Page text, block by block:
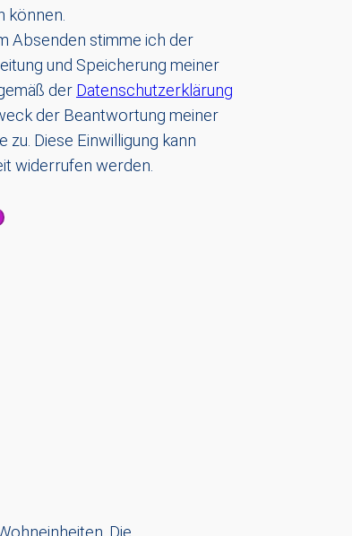
können.
Absenden stimme ich der
und Speicherung meiner
der Datenschutzerklärung
der Beantwortung meiner
zu. Diese Einwilligung kann
widerrufen werden.
Die